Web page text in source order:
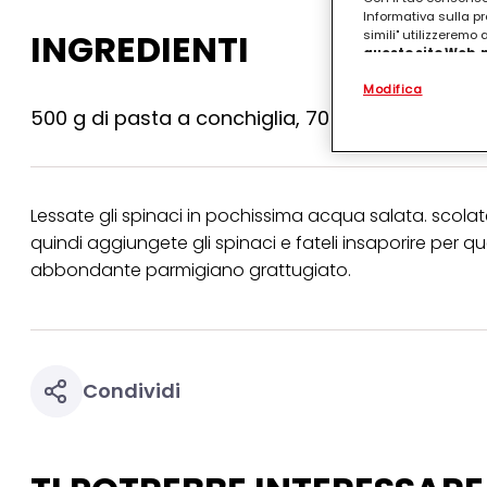
INGREDIENTI
500 g di pasta a conchiglia, 700 g dl spinaci,
Lessate gli spinaci in pochissima acqua salata.
quindi aggiungete gli spinaci e fateli insaporire per
abbondante parmigiano grattugiato.
Condividi
Informativa sulla
simili" utilizzeremo
questo sito
.
(rispettivamente
terzi, conservare
identificati) su
Puoi trovare
collegata nel piè di
qualsiasi
Modifica